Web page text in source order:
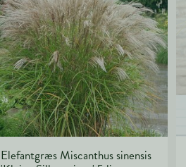
Elefantgræs Miscanthus sinensis